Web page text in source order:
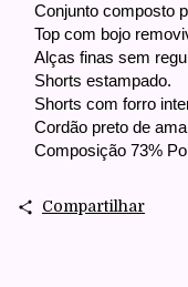
Conjunto composto
Top com bojo
Alças finas sem
Shorts estampado.
Shorts com forro
Cordão preto de
Composição 73%
Compartilhar